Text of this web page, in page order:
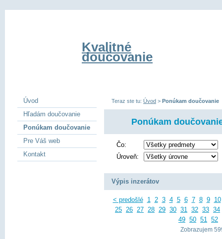
Kvalitné
doučovanie
Teraz ste tu: Úvod > Ponúkam doučovanie
Ponúkam
Čo:
Úroveň:
Výpis inzerátov
< predošlé 1 2 3 4 5 6 7 8 9
10
25 26 27 28 29 30 31 32 33 34
49 50 51 52
Zobrazujem
Úvod
Hľadám doučovanie
Ponúkam doučovanie
Pre Váš web
Kontakt